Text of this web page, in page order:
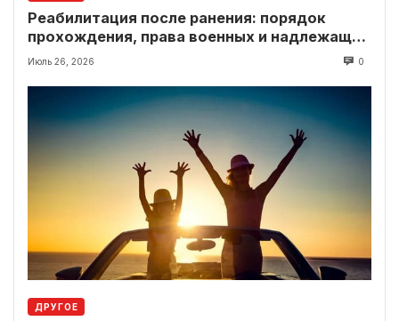
Реабилитация после ранения: порядок
прохождения, права военных и надлежащие
выплаты
Июль 26, 2026 0
ДРУГОЕ